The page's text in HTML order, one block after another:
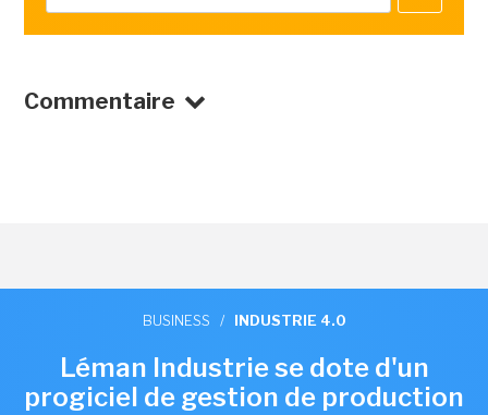
Commentaire
BUSINESS / INDUSTRIE 4.0
Léman Industrie se dote d'un
progiciel de gestion de production